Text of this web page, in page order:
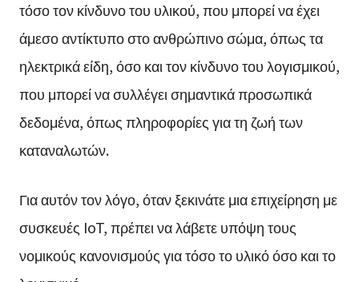
τόσο τον κίνδυνο του υλικού, που μπορεί να έχει
άμεσο αντίκτυπο στο ανθρώπινο σώμα, όπως τα
ηλεκτρικά είδη, όσο και τον κίνδυνο του λογισμικού,
που μπορεί να συλλέγει σημαντικά προσωπικά
δεδομένα, όπως πληροφορίες για τη ζωή των
καταναλωτών.
Για αυτόν τον λόγο, όταν ξεκινάτε μια επιχείρηση με
συσκευές IoT, πρέπει να λάβετε υπόψη τους
νομικούς κανονισμούς για τόσο το υλικό όσο και το